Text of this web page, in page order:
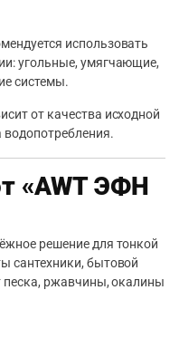
использовать
угольные, умягчающие,
системы.
от качества исходной
водопотребления.
«AWT ЭФН
решение для тонкой
сантехники, бытовой
песка, ржавчины, окалины